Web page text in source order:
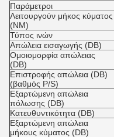
Παράμετροι
Λειτουργούν μήκος κύματος
(NM)
Τύπος ινών
Απώλεια εισαγωγής (DB)
Ομοιομορφία απώλειας
(DB)
Επιστροφής απώλεια (DB)
(βαθμός P/S)
Εξαρτώμενη απώλεια
πόλωσης (DB)
Κατευθυντικότητα (DB)
Εξαρτώμενη απώλεια
μήκους κύματος (DB)